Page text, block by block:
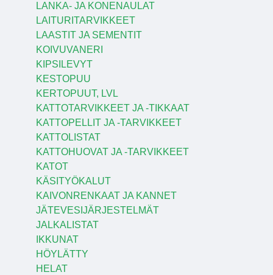
LANKA- JA KONENAULAT
LAITURITARVIKKEET
LAASTIT JA SEMENTIT
KOIVUVANERI
KIPSILEVYT
KESTOPUU
KERTOPUUT, LVL
KATTOTARVIKKEET JA -TIKKAAT
KATTOPELLIT JA -TARVIKKEET
KATTOLISTAT
KATTOHUOVAT JA -TARVIKKEET
KATOT
KÄSITYÖKALUT
KAIVONRENKAAT JA KANNET
JÄTEVESIJÄRJESTELMÄT
JALKALISTAT
IKKUNAT
HÖYLÄTTY
HELAT